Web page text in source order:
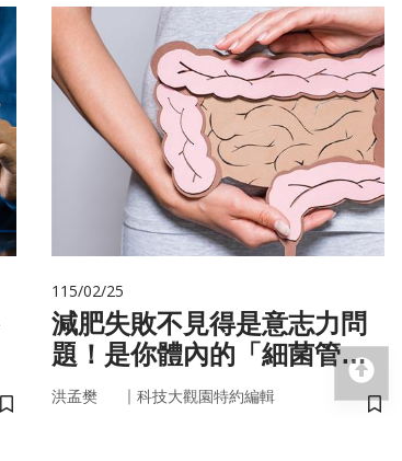
儲存書籤
115/02/25
減肥失敗不見得是意志力問
題！是你體內的「細菌管
家」在幫你囤油
洪孟樊 ｜ 科技大觀園特約編輯
儲
回